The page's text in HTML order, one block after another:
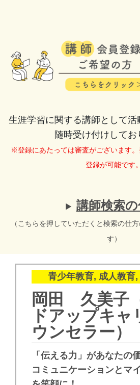
生涯学習に関する講師として
随時受け付けしてお
※登録にあたっては審査がございます
登録が可能です。
講師検索
（こちらを押していただくと検索の仕
す）
青少年教育, 成人教育
岡田 久美子
ドアップキャ
ウンセラー）
「伝える力」があなたの
コミュニケーションとマ